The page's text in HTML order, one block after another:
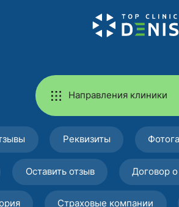
Направления клиники
Реквизиты
Оставить отзыв Договор
Страховые компании